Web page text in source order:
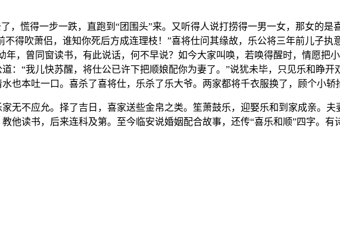
，慌得一步一跌，直跑到“团围头”来。又听得人说打捞得一男一女，那女的是
得吹萧侣，谁知你死后方成连理枝！”喜将仕问其缘故，乐公将三年前儿子执
，曾同窗读书，有此说话，何不早说？如今大家叫唤，若唤得醒时，情愿把
：“我儿快苏醒，将仕公已许下把顺娘配你为妻了。”说犹未毕，只见乐和睁开
也本吐一口。喜杀了喜将仕，乐杀了乐大爷。两家都将千衣服换了，顾个小轿
无不应允。择了吉日，喜家送些金帛之类。笙萧鼓乐，迎娶乐和到家成亲。夫
读书，后来连科及第。至今临安说婚姻配合故事，还传“喜乐和顺”四字。有